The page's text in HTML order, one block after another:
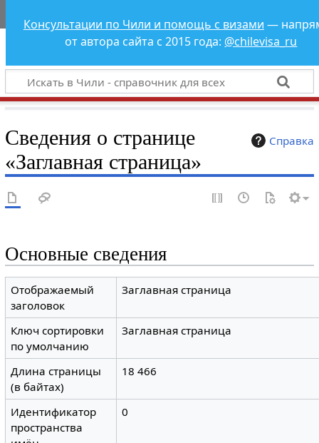
Чили - справочник
для всех
Консультации по Чили и помощь с визами —
от автора сайта с 2015 года: @chilevisa_ru
Справка
Сведения о странице
«Заглавная страница»
Основные сведения
Отображаемый
заголовок
Заглавная страница
Ключ сортировки
по умолчанию
Заглавная страница
Длина страницы
(в байтах)
18 466
Идентификатор
пространства
0